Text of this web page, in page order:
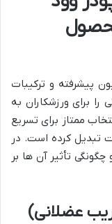
پیشرفته و ترکیبات
برای ورزشکاران به
ممتاز برای تسریع
تبدیل کرده است. در
تأثیر آن ها بر
عضلانی)